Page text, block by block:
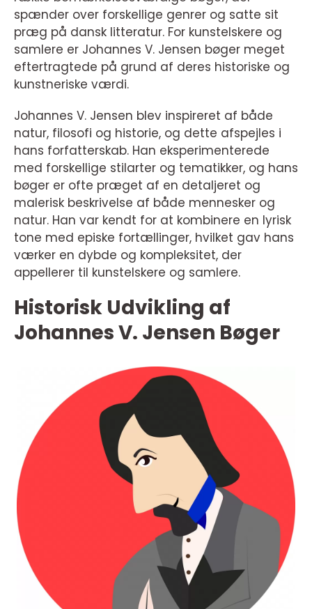
spænder over forskellige genrer og satte sit
præg på dansk litteratur. For kunstelskere og
samlere er Johannes V. Jensen bøger meget
eftertragtede på grund af deres historiske og
kunstneriske værdi.
Johannes V. Jensen blev inspireret af både
natur, filosofi og historie, og dette afspejles i
hans forfatterskab. Han eksperimenterede
med forskellige stilarter og tematikker, og hans
bøger er ofte præget af en detaljeret og
malerisk beskrivelse af både mennesker og
natur. Han var kendt for at kombinere en lyrisk
tone med episke fortællinger, hvilket gav hans
værker en dybde og kompleksitet, der
appellerer til kunstelskere og samlere.
Historisk Udvikling af
Johannes V. Jensen Bøger